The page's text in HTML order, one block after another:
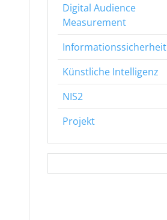
Digital Audience
Measurement
Informationssicherheit
Künstliche Intelligenz
NIS2
Projekt